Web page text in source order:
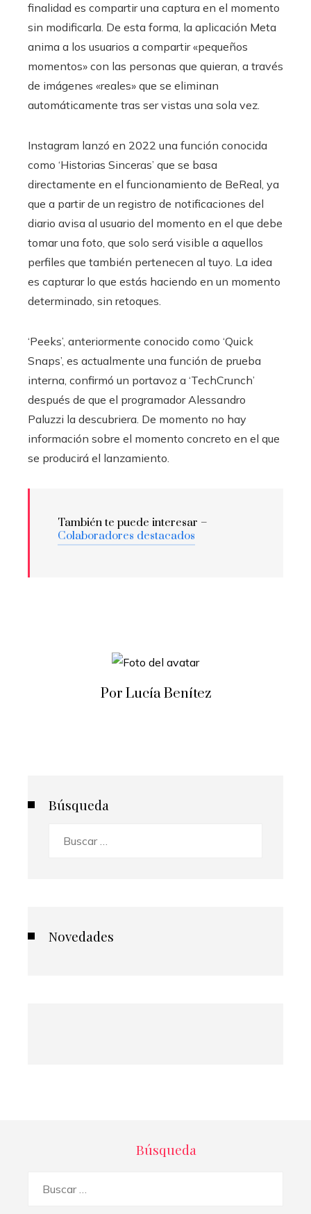
finalidad es compartir una captura en el momento
sin modificarla. De esta forma, la aplicación Meta
anima a los usuarios a compartir «pequeños
momentos» con las personas que quieran, a través
de imágenes «reales» que se eliminan
automáticamente tras ser vistas una sola vez.
Instagram lanzó en 2022 una función conocida
como ‘Historias Sinceras’ que se basa
directamente en el funcionamiento de BeReal, ya
que a partir de un registro de notificaciones del
diario avisa al usuario del momento en el que debe
tomar una foto, que solo será visible a aquellos
perfiles que también pertenecen al tuyo. La idea
es capturar lo que estás haciendo en un momento
determinado, sin retoques.
‘Peeks’, anteriormente conocido como ‘Quick
Snaps’, es actualmente una función de prueba
interna, confirmó un portavoz a ‘TechCrunch’
después de que el programador Alessandro
Paluzzi la descubriera. De momento no hay
información sobre el momento concreto en el que
se producirá el lanzamiento.
También te puede interesar –
Colaboradores destacados
Por Lucía Benítez
Búsqueda
Novedades
Búsqueda